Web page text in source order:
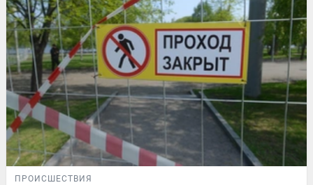
ПРОИСШЕСТВИЯ